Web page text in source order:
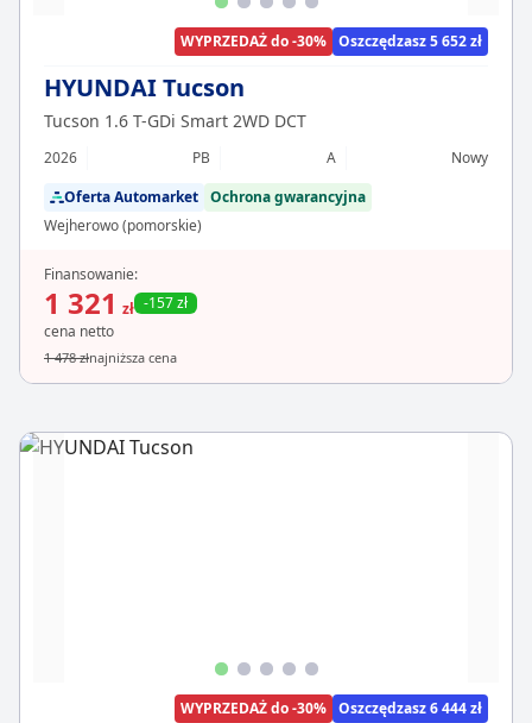
WYPRZEDAŻ do -30% Oszczędzasz 5 652 zł
HYUNDAI Tucson
Tucson 1.6 T-GDi Smart 2WD DCT
2026 PB A
Nowy
Oferta Automarket Ochrona gwarancyjna
Wejherowo (pomorskie)
Finansowanie:
1 321 zł -157 zł
cena netto
1 478 złnajniższa cena
WYPRZEDAŻ do -30% Oszczędzasz 6 444 zł